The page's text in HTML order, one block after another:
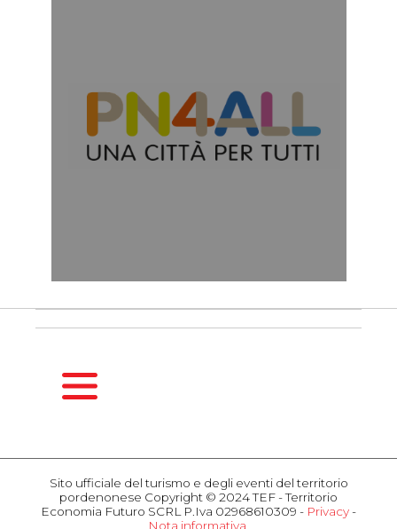
STAGIONALE
Primavera
Sito ufficiale del turismo e degli eventi del territorio
pordenonese Copyright © 2024 TEF - Territorio
Economia Futuro SCRL P.Iva 02968610309 - Privacy -
Nota informativa